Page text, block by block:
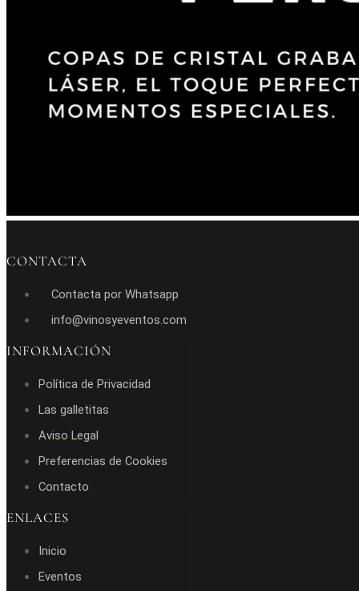
CONTACTA
Contacta por Whatsapp
info@vinosyeventos.com
INFORMACIÓN
Política de Privacidad
Las galletitas
Aviso Legal
Preferencias de Cookies
Contacto
ENLACES
Inicio
Eventos